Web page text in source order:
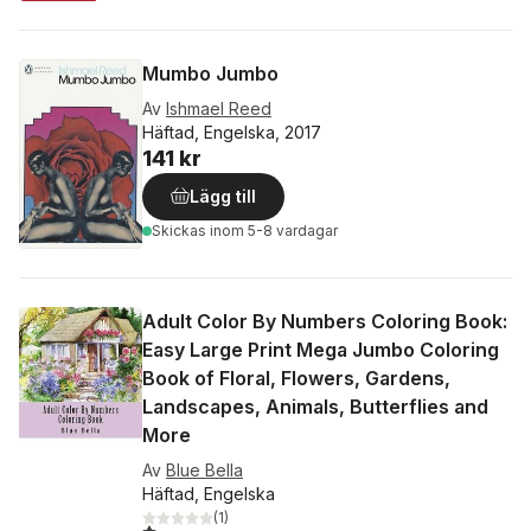
Mumbo Jumbo
Av Ishmael Reed
Häftad, Engelska, 2017
141 kr
Lägg till
Skickas inom 5-8 vardagar
Adult Color By Numbers Coloring Book:
Easy Large Print Mega Jumbo Coloring
Book of Floral, Flowers, Gardens,
Landscapes, Animals, Butterflies and
More
Av Blue Bella
Häftad, Engelska
(1)